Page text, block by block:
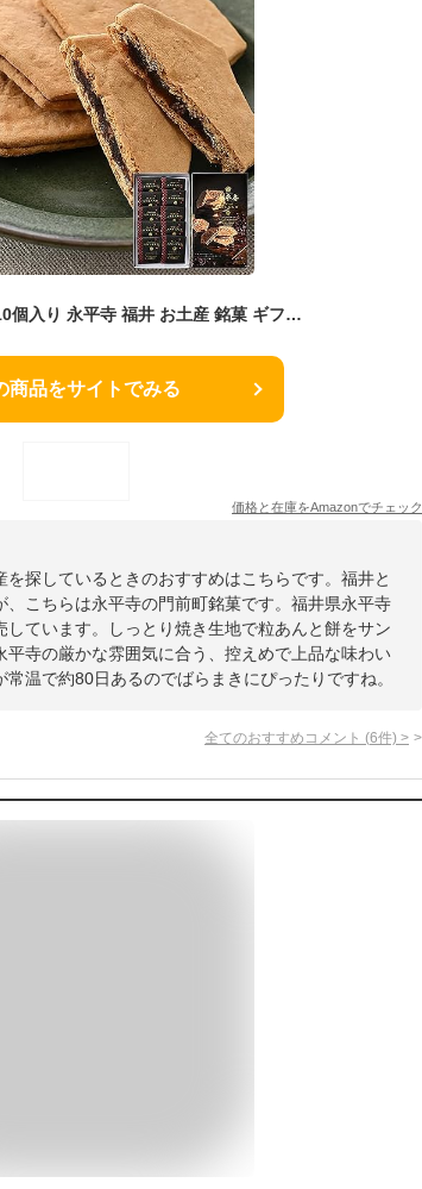
もちもちあんサンド 10個入り 永平寺 福井 お土産 銘菓 ギフト お菓子
商品をサイトでみる
価格と在庫をAmazonでチェック
探しているときのおすすめはこちらです。福井と
こちらは永平寺の門前町銘菓です。福井県永平寺
ています。しっとり焼き生地で粒あんと餅をサン
寺の厳かな雰囲気に合う、控えめで上品な味わい
温で約80日あるのでばらまきにぴったりですね。
全てのおすすめコメント (6件) >